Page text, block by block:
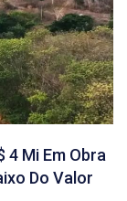
4 Mi Em Obra
Do Valor